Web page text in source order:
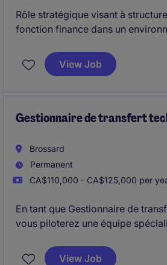
Rôle stratégique visant à
fonction finance dans un
les contrôles et l'intégration
encadrant une équipe clé.
View Job
Gestionnaire de transfert
Brossard
Permanent
CA$110,000 - CA$125,000 per
En tant que Gestionnaire de
vous piloterez une équipe
dans des délais exigeants.
View Job